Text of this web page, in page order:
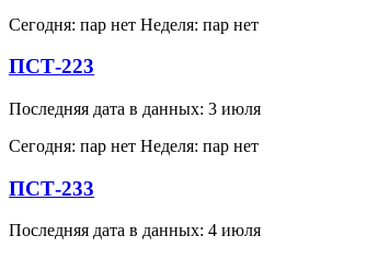
Сегодня: пар нет Неделя: пар нет
ПСТ-223
Последняя дата в данных: 3 июля
Сегодня: пар нет Неделя: пар нет
ПСТ-233
Последняя дата в данных: 4 июля